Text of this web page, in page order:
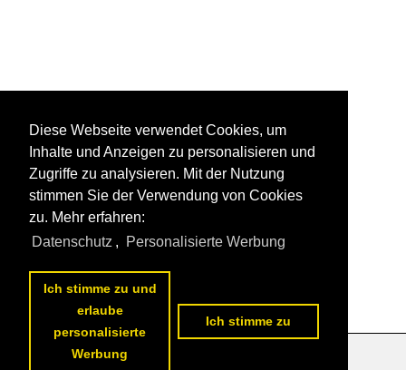
Diese Webseite verwendet Cookies, um
Inhalte und Anzeigen zu personalisieren und
Zugriffe zu analysieren. Mit der Nutzung
stimmen Sie der Verwendung von Cookies
zu. Mehr erfahren:
Datenschutz , Personalisierte Werbung
Ich stimme zu und
erlaube
personalisierte
Werbung
Ich stimme zu